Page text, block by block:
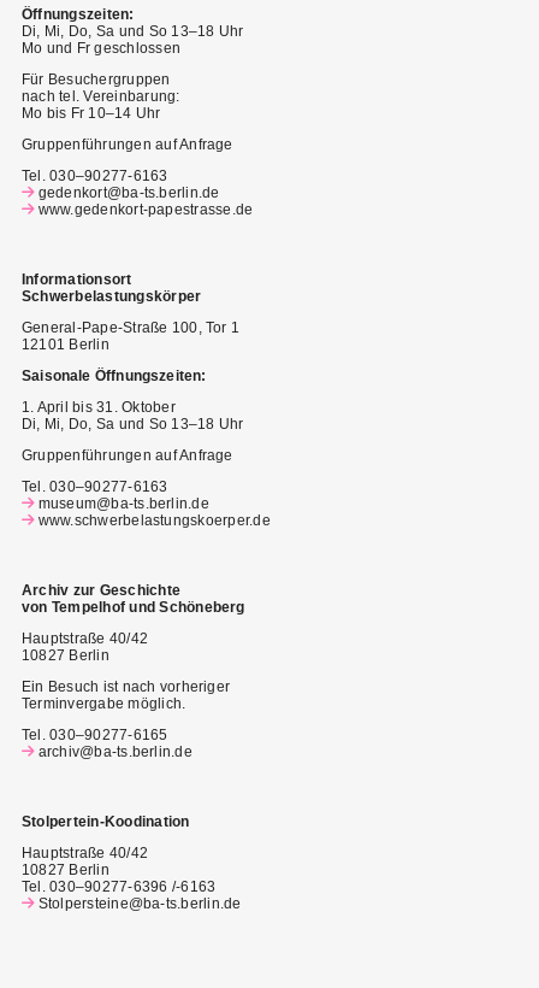
Öffnungszeiten:
Di, Mi, Do, Sa und So 13–18 Uhr
Mo und Fr geschlossen
Für Besuchergruppen
nach tel. Vereinbarung:
Mo bis Fr 10–14 Uhr
Gruppenführungen auf Anfrage
Tel. 030–90277-6163
gedenkort@ba-ts.berlin.de
www.gedenkort-papestrasse.de
Informationsort
Schwerbelastungskörper
General-Pape-Straße 100, Tor 1
12101 Berlin
Saisonale Öffnungszeiten:
1. April bis 31. Oktober
Di, Mi, Do, Sa und So 13–18 Uhr
Gruppenführungen auf Anfrage
Tel. 030–90277-6163
museum@ba-ts.berlin.de
www.schwerbelastungskoerper.de
Archiv zur Geschichte
von Tempelhof und Schöneberg
Hauptstraße 40/42
10827 Berlin
Ein Besuch ist nach vorheriger
Terminvergabe möglich.
Tel. 030–90277-6165
archiv@ba-ts.berlin.de
Stolpertein-Koodination
Hauptstraße 40/42
10827 Berlin
Tel. 030–90277-6396 /-6163
Stolpersteine@ba-ts.berlin.de